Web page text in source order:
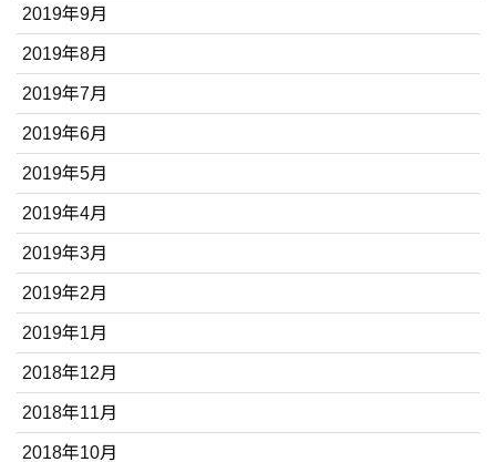
2019年9月
2019年8月
2019年7月
2019年6月
2019年5月
2019年4月
2019年3月
2019年2月
2019年1月
2018年12月
2018年11月
2018年10月